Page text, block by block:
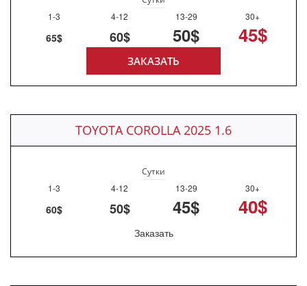
1-3
4-12 13-29 30+
65$ 60$ 50$ 45$
ЗАКАЗАТЬ
TOYOTA COROLLA 2025 1.6
Сутки
1-3
4-12 13-29 30+
60$ 50$ 45$ 40$
Заказать